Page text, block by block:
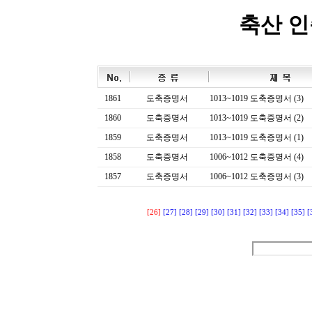
축산
1861 도축증명서
1013~1019 도축증명서 (3)
1860
도축증명서
1013~1019 도축증명서 (2)
1859
도축증명서
1013~1019 도축증명서 (1)
1858
도축증명서
1006~1012 도축증명서 (4)
1857
도축증명서 1006~1012 도축증명서 (3)
[26] [27] [28] [29] [30] [31] [32] [33] [34] [35]